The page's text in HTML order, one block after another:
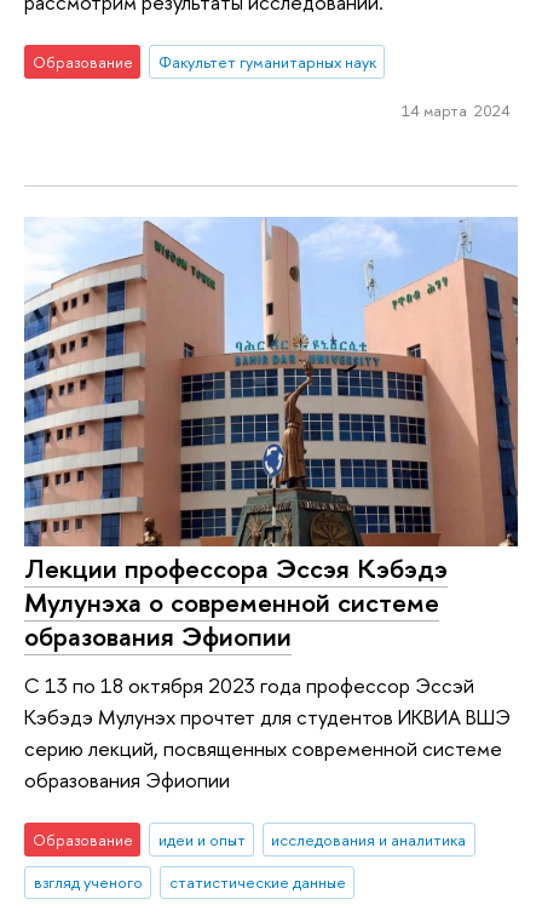
Образование Факультет гуманитарных наук
14 марта 2024
Лекции профессора Эссэя Кэбэдэ
Мулунэха о современной системе
образования Эфиопии
С 13 по 18 октября 2023 года профессор Эссэй
Кэбэдэ Мулунэх прочтет для студентов ИКВИА ВШЭ
серию лекций, посвященных современной системе
образования Эфиопии
Образование идеи и опыт
исследования и аналитика
взгляд ученого
статистические данные